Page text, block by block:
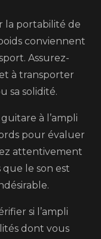
la portabilité de
conviennent
Assurez-
à transporter
sa solidité.
à l’ampli
pour évaluer
attentivement
le son est
si l’ampli
dont vous